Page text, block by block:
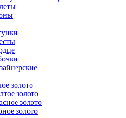
золото
золото
золото
золото